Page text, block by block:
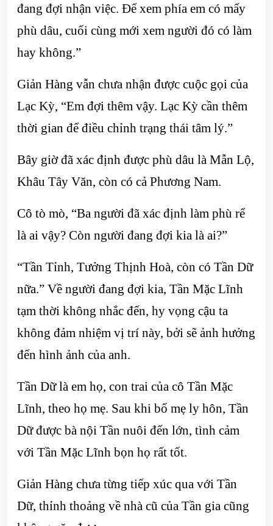
đang đợi nhận việc. Để xem phía em có mấy
phù dâu, cuối cùng mới xem người đó có làm
hay không.”
Giản Hàng vẫn chưa nhận được cuộc gọi của
Lạc Kỳ, “Em đợi thêm vậy. Lạc Kỳ cần thêm
thời gian để điều chỉnh trạng thái tâm lý.”
Bây giờ đã xác định được phù dâu là Mẫn Lộ,
Khâu Tây Văn, còn có cả Phương Nam.
Cô tò mò, “Ba người đã xác định làm phù rể
là ai vậy? Còn người đang đợi kia là ai?”
“Tần Tỉnh, Tưởng Thịnh Hoà, còn có Tần Dữ
nữa.” Về người đang đợi kia, Tần Mặc Lĩnh
tạm thời không nhắc đến, hy vọng cậu ta
không đảm nhiệm vị trí này, bởi sẽ ảnh hưởng
đến hình ảnh của anh.
Tần Dữ là em họ, con trai của cô Tần Mặc
Lĩnh, theo họ mẹ. Sau khi bố mẹ ly hôn, Tần
Dữ được bà nội Tần nuôi đến lớn, tình cảm
với Tần Mặc Lĩnh bọn họ rất tốt.
Giản Hàng chưa từng tiếp xúc qua với Tần
Dữ, thỉnh thoảng về nhà cũ của Tần gia cũng